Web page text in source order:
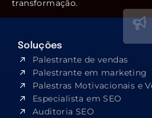
transformação.
Soluções
Palestrante de vendas
Palestrante em marketing
Palestras Motivacionais e
Especialista em SEO​
Auditoria SEO